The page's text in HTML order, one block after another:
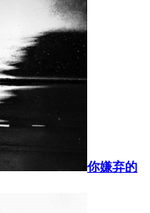
你嫌弃的